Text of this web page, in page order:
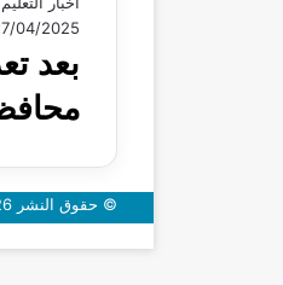
04/2025
© حقوق النشر 2026، جميع الحقوق محفوظة بوابة سعودي اون